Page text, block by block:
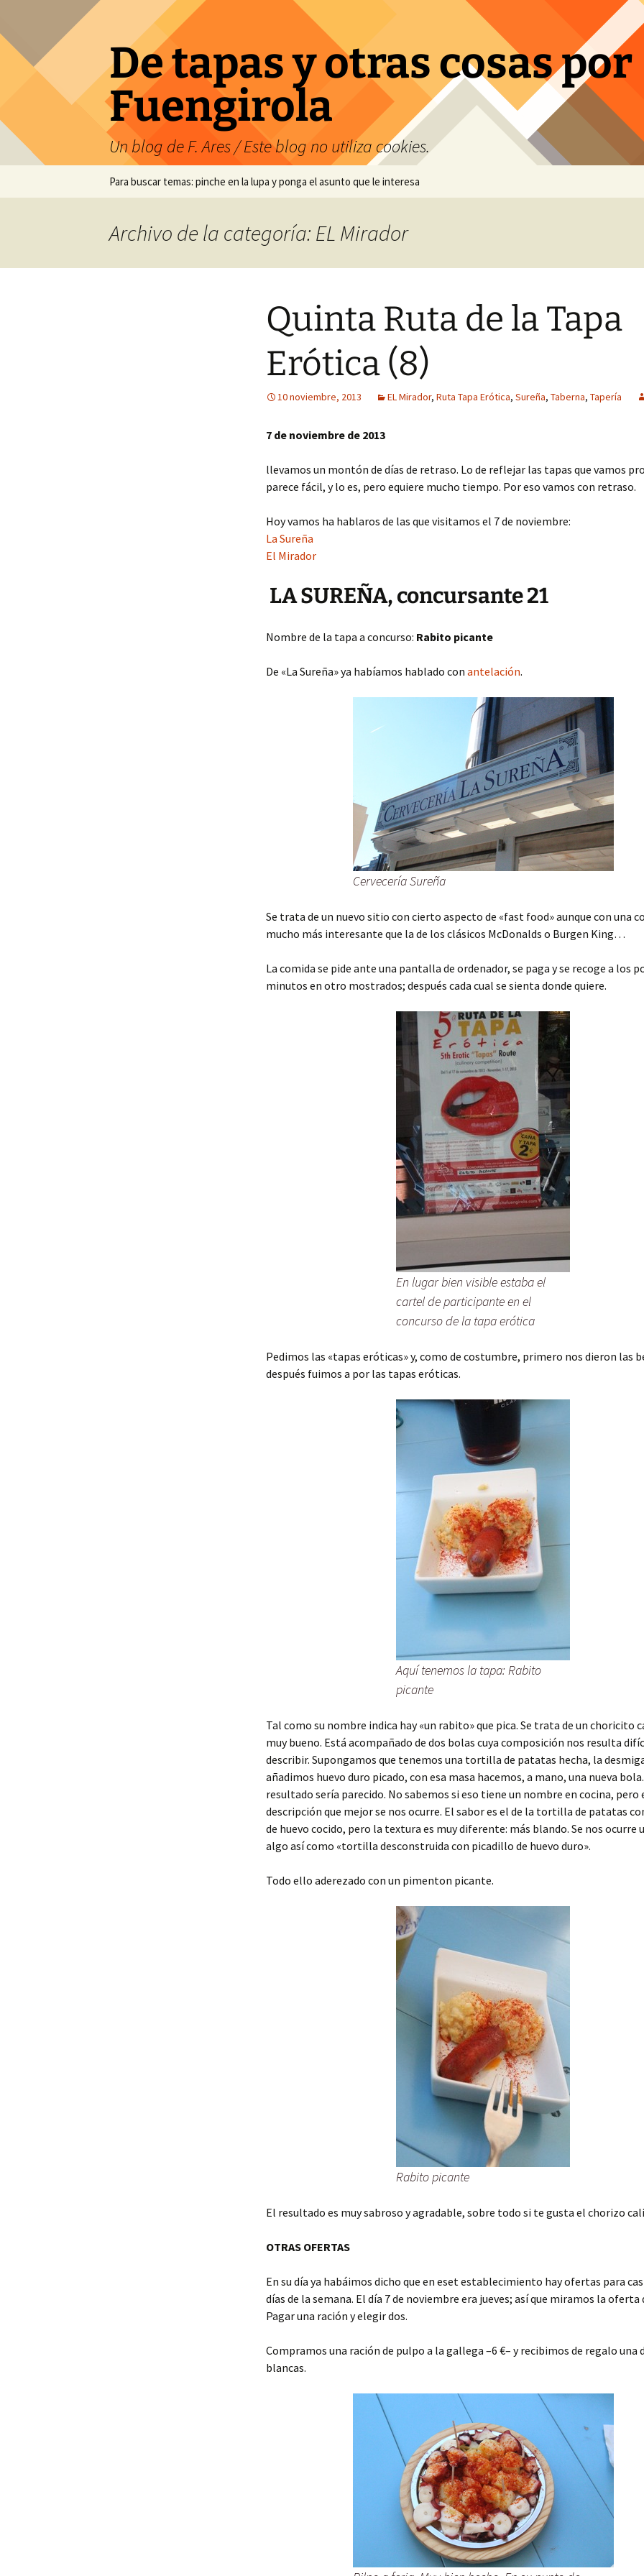
contenido
De tapas y otras cosas por
Fuengirola
Un blog de F. Ares / Este blog no utiliza cookies.
Para buscar temas: pinche en la lupa y ponga el asunto que le interesa
Archivo de la categoría: EL Mirador
Quinta Ruta de la Tapa
Erótica (8)
10 noviembre, 2013 EL Mirador, Ruta Tapa Erótica, Sureña, Taberna, Tapería
7 de noviembre de 2013
llevamos un montón de días de retraso. Lo de reflejar las tapas que vamos
parece fácil, y lo es, pero equiere mucho tiempo. Por eso vamos con retraso.
Hoy vamos ha hablaros de las que visitamos el 7 de noviembre:
La Sureña
El Mirador
LA SUREÑA, concursante 21
Nombre de la tapa a concurso: Rabito picante
De «La Sureña» ya habíamos hablado con antelación.
Cervecería Sureña
Se trata de un nuevo sitio con cierto aspecto de «fast food» aunque con una
mucho más interesante que la de los clásicos McDonalds o Burgen King…
La comida se pide ante una pantalla de ordenador, se paga y se recoge a los
minutos en otro mostrados; después cada cual se sienta donde quiere.
En lugar bien visible estaba el
cartel de participante en el
concurso de la tapa erótica
Pedimos las «tapas eróticas» y, como de costumbre, primero nos dieron las
después fuimos a por las tapas eróticas.
Aquí tenemos la tapa: Rabito
picante
Tal como su nombre indica hay «un rabito» que pica. Se trata de un choricito
muy bueno. Está acompañado de dos bolas cuya composición nos resulta
describir. Supongamos que tenemos una tortilla de patatas hecha, la
añadimos huevo duro picado, con esa masa hacemos, a mano, una nueva
resultado sería parecido. No sabemos si eso tiene un nombre en cocina, pero
descripción que mejor se nos ocurre. El sabor es el de la tortilla de patatas
de huevo cocido, pero la textura es muy diferente: más blando. Se nos
algo así como «tortilla desconstruida con picadillo de huevo duro».
Todo ello aderezado con un pimenton picante.
Rabito picante
El resultado es muy sabroso y agradable, sobre todo si te gusta el chorizo
OTRAS OFERTAS
En su día ya habáimos dicho que en eset establecimiento hay ofertas para
días de la semana. El día 7 de noviembre era jueves; así que miramos la oferta
Pagar una ración y elegir dos.
Compramos una ración de pulpo a la gallega –6 €– y recibimos de regalo una
blancas.